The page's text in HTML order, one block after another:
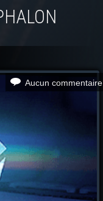
Aucun commentaire